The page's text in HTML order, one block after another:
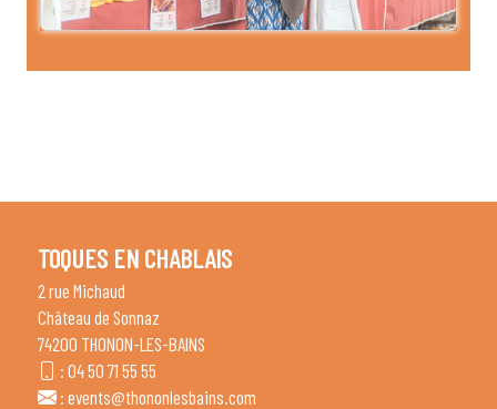
TOQUES EN CHABLAIS
2 rue Michaud
Château de Sonnaz
74200 THONON-LES-BAINS
: 04 50 71 55 55
: events@thononlesbains.com